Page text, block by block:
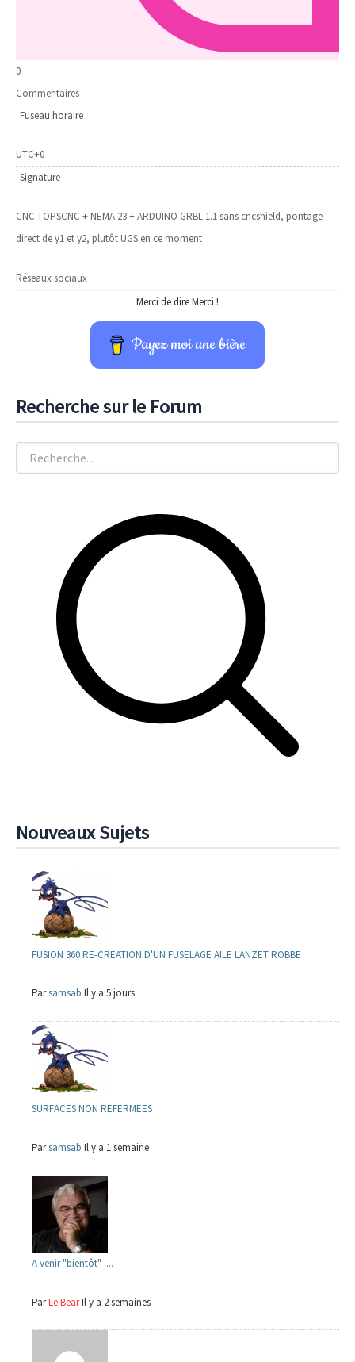
0
Commentaires
Fuseau horaire
UTC+0
Signature
CNC TOPSCNC + NEMA 23 + ARDUINO GRBL 1.1 sans cncshield, pontage
direct de y1 et y2, plutôt UGS en ce moment
Réseaux sociaux
Merci de dire Merci !
Payez moi une bière
Recherche sur le Forum
Nouveaux Sujets
FUSION 360 RE-CREATION D'UN FUSELAGE AILE LANZET ROBBE
Parsamsab Il y a 5 jours
SURFACES NON REFERMEES
Parsamsab Il y a 1 semaine
A venir "bientôt" ....
ParLe BearIl y a 2 semaines